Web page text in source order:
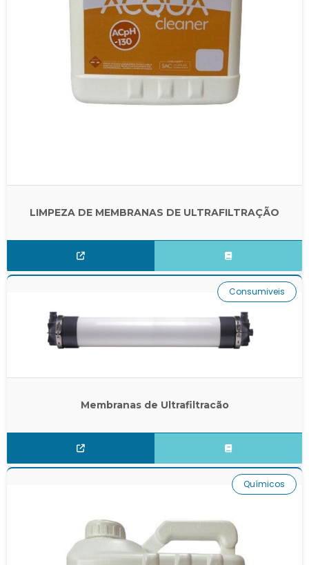
LIMPEZA DE MEMBRANAS DE ULTRAFILTRAÇÃO
Membranas de Ultrafiltracão
Consumiveis
Químicos